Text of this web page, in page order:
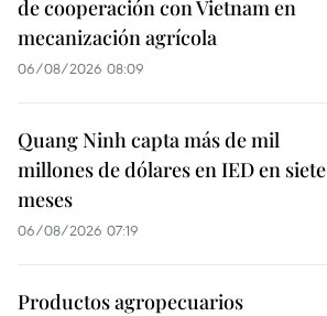
de cooperación con Vietnam en
mecanización agrícola
06/08/2026 08:09
Quang Ninh capta más de mil
millones de dólares en IED en siete
meses
06/08/2026 07:19
Productos agropecuarios